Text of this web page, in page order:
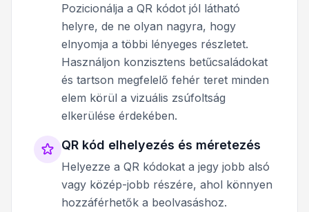
Pozicionálja a QR kódot jól látható
helyre, de ne olyan nagyra, hogy
elnyomja a többi lényeges részletet.
Használjon konzisztens betűcsaládokat
és tartson megfelelő fehér teret minden
elem körül a vizuális zsúfoltság
elkerülése érdekében.
QR kód elhelyezés és méretezés
Helyezze a QR kódokat a jegy jobb alsó
vagy közép-jobb részére, ahol könnyen
hozzáférhetők a beolvasáshoz.